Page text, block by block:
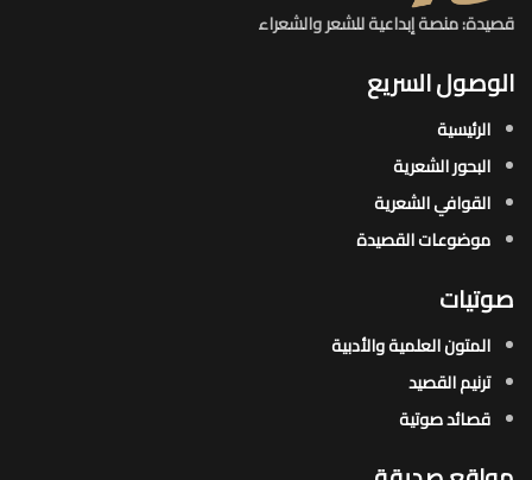
قصيدة: منصة إبداعية للشعر والشعراء
الوصول السريع
الرئيسية
البحور الشعرية​
القوافي الشعرية​
موضوعات القصيدة​
صوتيات
المتون العلمية والأدبية
ترنيم القصيد
قصائد صوتية